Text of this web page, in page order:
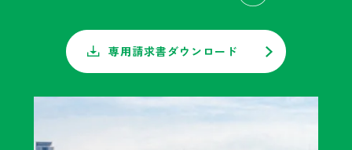
専用請求書ダウンロード